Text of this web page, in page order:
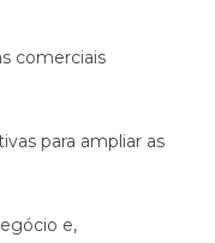
comerciais
para ampliar as
e,